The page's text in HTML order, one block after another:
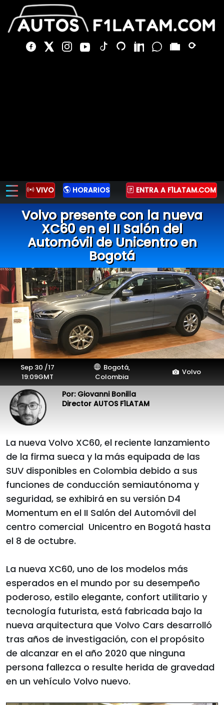
VIVO HORARIOS ENTRA A F1LATAM.COM
Volvo presente con la nueva
XC60 en el II Salón del
Automóvil de Unicentro en
Bogotá
Sep 30 /17
19:09GMT
Bogotá,
Colombia
Volvo
Por: Giovanni Bonilla
Director AUTOS F1LATAM
La nueva Volvo XC60, el reciente lanzamiento
de la firma sueca y la más equipada de las
SUV disponibles en Colombia debido a sus
funciones de conducción semiautónoma y
seguridad, se exhibirá en su versión D4
Momentum en el II Salón del Automóvil del
centro comercial Unicentro en Bogotá hasta
el 8 de octubre.
La nueva XC60, uno de los modelos más
esperados en el mundo por su desempeño
poderoso, estilo elegante, confort utilitario y
tecnología futurista, está fabricada bajo la
nueva arquitectura que Volvo Cars desarrolló
tras años de investigación, con el propósito
de alcanzar en el año 2020 que ninguna
persona fallezca o resulte herida de gravedad
en un vehículo Volvo nuevo.